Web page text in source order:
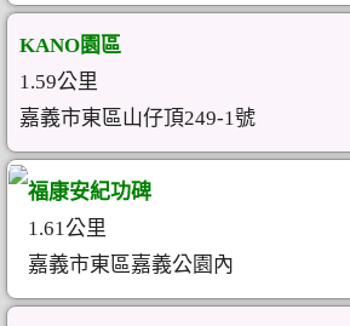
KANO園區
1.59公里
嘉義市東區山仔頂249-1號
福康安紀功碑
1.61公里
嘉義市東區嘉義公園內